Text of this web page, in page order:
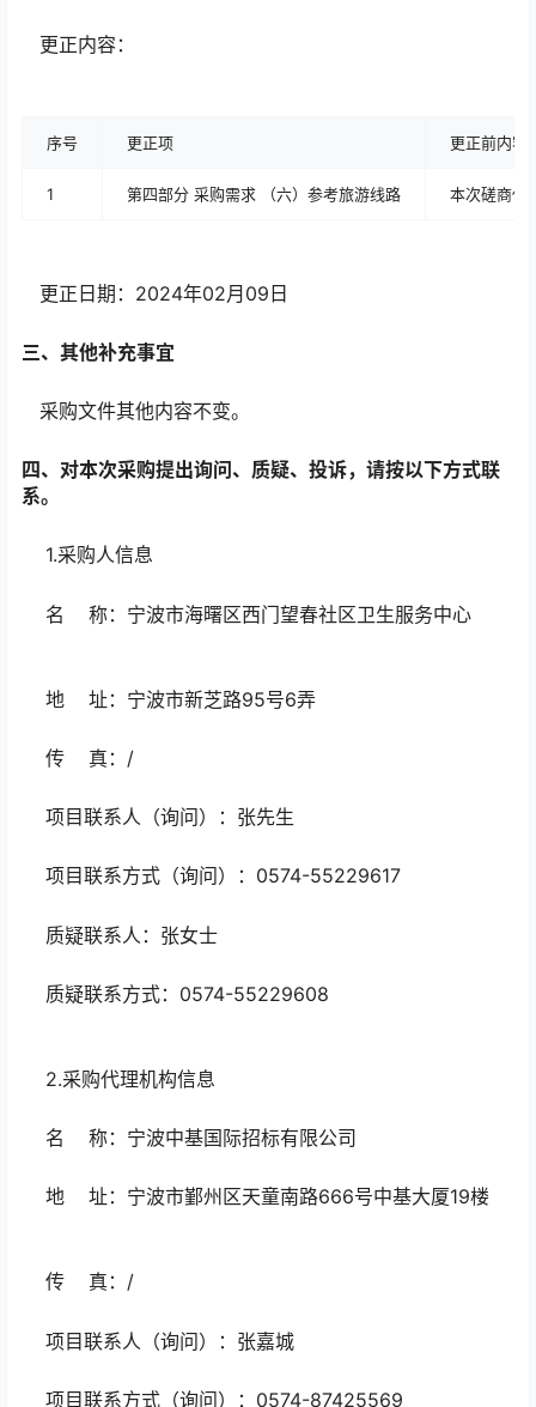
更正内容：
序号 更正项 更正前内容
1 第四部分 采购需求 （六）参考旅游线路 本次磋商供
更正日期：2024年02月09日
三、其他补充事宜
采购文件其他内容不变。
四、对本次采购提出询问、质疑、投诉，请按以下方式联
系。
1.采购人信息
名 称：宁波市海曙区西门望春社区卫生服务中心
地 址：宁波市新芝路95号6弄
传 真：/
项目联系人（询问）：张先生
项目联系方式（询问）：0574-55229617
质疑联系人：张女士
质疑联系方式：0574-55229608
2.采购代理机构信息
名 称：宁波中基国际招标有限公司
地 址：宁波市鄞州区天童南路666号中基大厦19楼
传 真：/
项目联系人（询问）：张嘉城
项目联系方式（询问）：0574-87425569